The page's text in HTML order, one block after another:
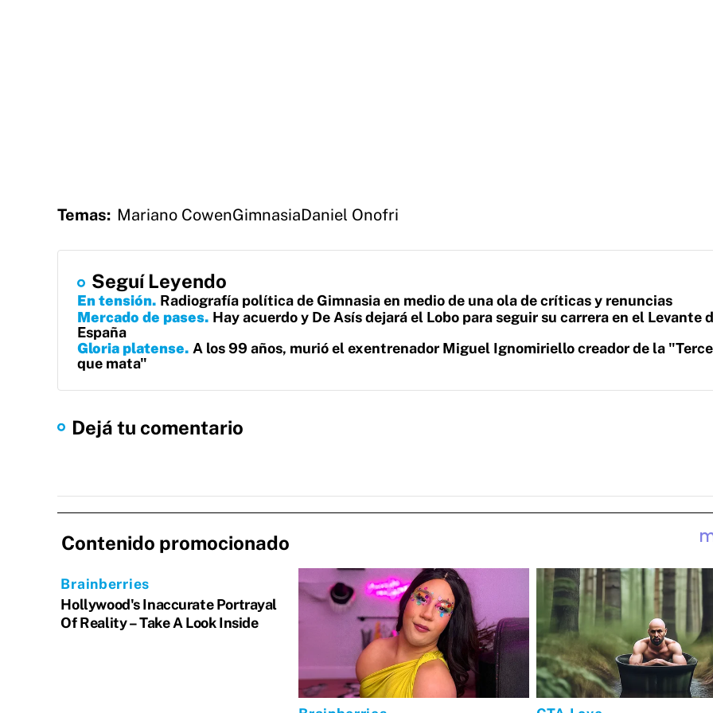
Temas: Mariano CowenGimnasiaDaniel Onofri
Seguí Leyendo
En tensión Radiografía política de Gimnasia en medio de una ola de críticas y renuncias
Mercado de pases Hay acuerdo y De Asís dejará el Lobo para seguir su carrera en el Levante
España
Gloria platense A los 99 años, murió el exentrenador Miguel Ignomiriello creador de la
que mata"
Dejá tu comentario